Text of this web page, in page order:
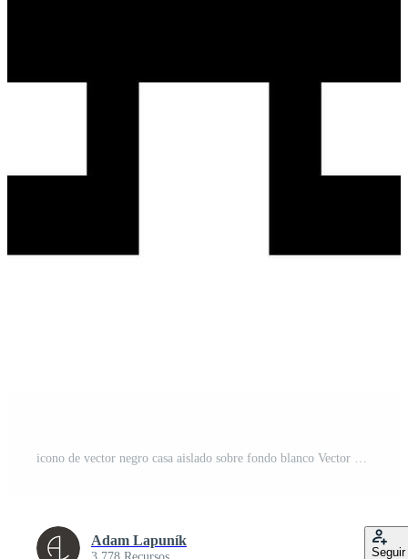
icono de vector negro casa aislado sobre fondo blanco Vector Gratis
Adam Lapuník
Seguir